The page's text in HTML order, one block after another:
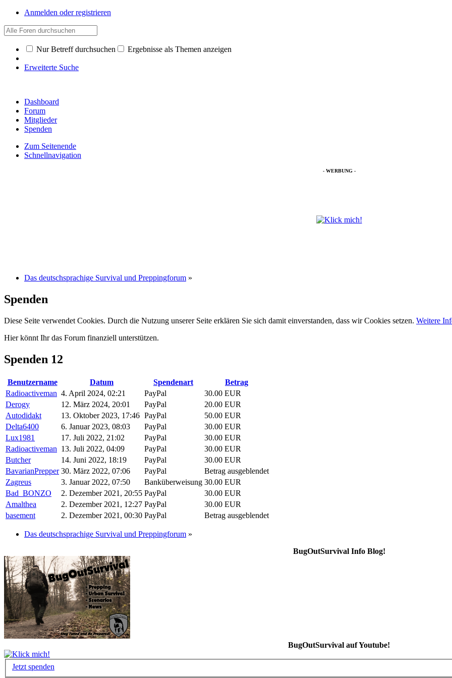
Anmelden oder registrieren
Nur Betreff durchsuchen Ergebnisse als Themen anzeigen
Erweiterte Suche
Dashboard
Forum
Mitglieder
Spenden
Zum Seitenende
Schnellnavigation
- WERBUNG -
Das deutschsprachige Survival und Preppingforum »
Spenden
Diese Seite verwendet Cookies. Durch die Nutzung unserer Seite erklären Sie sich damit einverstanden, dass wir Cookies setzen. Weitere
Hier könnt Ihr das Forum finanziell unterstützen.
Spenden 12
Benutzername Datum Spendenart
Betrag
Radioactiveman 4. April 2024, 02:21 PayPal
30.00 EUR
Derogy
12. März 2024, 20:01 PayPal
20.00 EUR
Autodidakt
13. Oktober 2023, 17:46 PayPal
50.00 EUR
Delta6400
6. Januar 2023, 08:03 PayPal
30.00 EUR
Lux1981
17. Juli 2022, 21:02 PayPal
30.00 EUR
Radioactiveman 13. Juli 2022, 04:09 PayPal
30.00 EUR
Butcher
14. Juni 2022, 18:19 PayPal
30.00 EUR
BavarianPrepper 30. März 2022, 07:06 PayPal
Betrag ausgeblendet
Zagreus
3. Januar 2022, 07:50 Banküberweisung 30.00 EUR
Bad_BONZO
2. Dezember 2021, 20:55 PayPal
30.00 EUR
Amalthea
2. Dezember 2021, 12:27 PayPal
30.00 EUR
basement
2. Dezember 2021, 00:30 PayPal Betrag ausgeblendet
Das deutschsprachige Survival und Preppingforum »
BugOutSurvival Info Blog!
BugOutSurvival auf Youtube!
Jetzt spenden